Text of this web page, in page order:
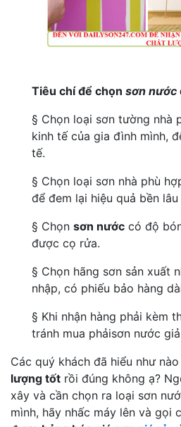
Tiêu chí để chọn sơn nước
§ Chọn loại sơn tường nhà
kinh tế của gia đình mình,
tế.
§ Chọn loại sơn nhà phù
để đem lại hiệu quả bền
§ Chọn sơn nước có độ
được cọ rửa.
§ Chọn hãng sơn sản xuất
nhập, có phiếu bảo hàng
§ Khi nhận hàng phải kèm
tránh mua phảisơn nước
Các quý khách đã hiểu như nào
lượng tốt rồi đúng không ạ?
xây và cần chọn ra loại sơn
mình, hãy nhấc máy lên và gọi